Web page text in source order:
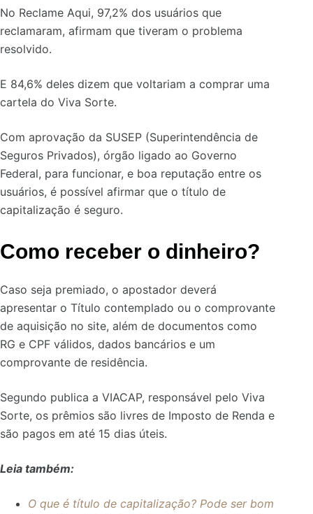
No Reclame Aqui, 97,2% dos usuários que
reclamaram, afirmam que tiveram o problema
resolvido.
E 84,6% deles dizem que voltariam a comprar uma
cartela do Viva Sorte.
Com aprovação da SUSEP (Superintendência de
Seguros Privados), órgão ligado ao Governo
Federal, para funcionar, e boa reputação entre os
usuários, é possível afirmar que o título de
capitalização é seguro.
Como receber o dinheiro?
Caso seja premiado, o apostador deverá
apresentar o Título contemplado ou o comprovante
de aquisição no site, além de documentos como
RG e CPF válidos, dados bancários e um
comprovante de residência.
Segundo publica a VIACAP, responsável pelo Viva
Sorte, os prêmios são livres de Imposto de Renda e
são pagos em até 15 dias úteis.
Leia também:
O que é título de capitalização? Pode ser bom